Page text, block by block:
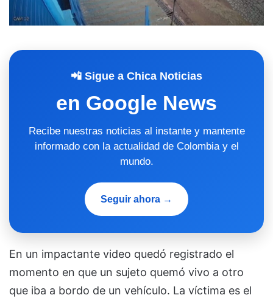
📲 Sigue a Chica Noticias
en Google News
Recibe nuestras noticias al instante y mantente
informado con la actualidad de Colombia y el
mundo.
Seguir ahora →
En un impactante video quedó registrado el
momento en que un sujeto quemó vivo a otro
que iba a bordo de un vehículo. La víctima es el